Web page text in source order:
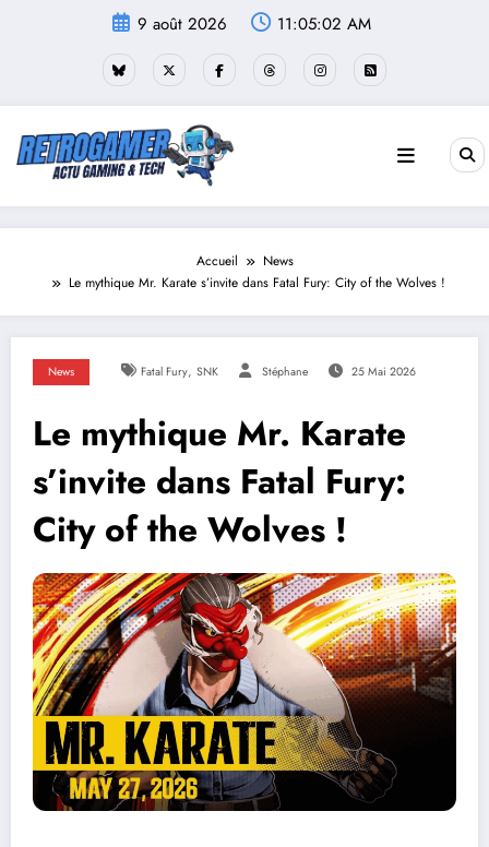
9 août 2026 11:05:03 AM
Accueil
News
Le mythique Mr. Karate s’invite dans Fatal Fury: City of the Wolves !
News Fatal Fury, SNK Stéphane 25 Mai 2026
Le mythique Mr. Karate
s’invite dans Fatal Fury:
City of the Wolves !